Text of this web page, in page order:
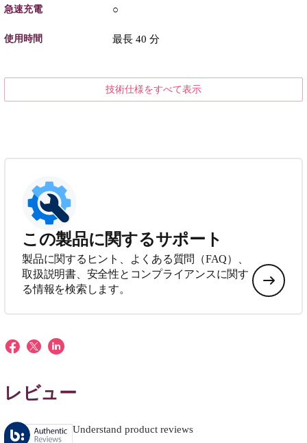
急速充電 ○
使用時間 最長 40 分
技術仕様をすべて表示
この製品に関するサポート
製品に関するヒント、よくある質問（FAQ）、
取扱説明書、安全性とコンプライアンスに関す
る情報を検索します。
レビュー
Understand product reviews